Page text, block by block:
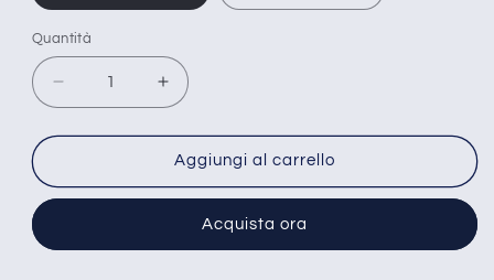
Quantità
Diminuisci
quantità
per
la
veleni
Aumenta
quantità
per
Solvay,
la
veleni
Aggiungi al carrello
Acquista ora